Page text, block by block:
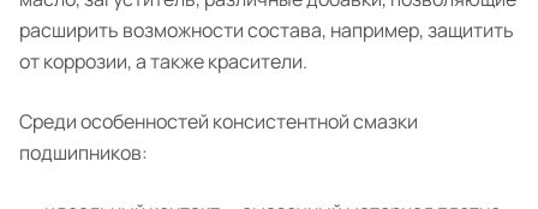
расширить возможности состава, например, защитить
от коррозии, а также красители.
Среди особенностей консистентной смазки
подшипников: